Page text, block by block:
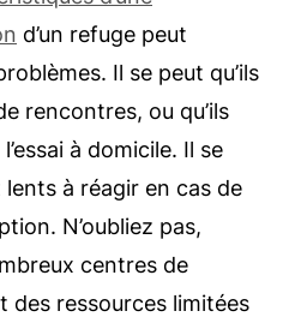
d’un refuge peut
Il se peut qu’ils
rencontres, ou qu’ils
à domicile. Il se
lents à réagir en cas de
N’oubliez pas,
centres de
des ressources limitées